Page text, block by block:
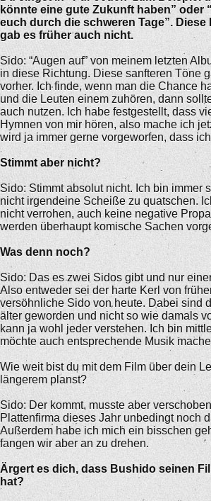
könnte eine gute Zukunft haben” oder
euch durch die schweren Tage”.
gab es früher auch nicht.
Sido: “Augen auf” von meinem letzten
in diese Richtung. Diese sanfteren Töne
vorher. Ich finde, wenn man die Chance
und die Leuten einem zuhören, dann
auch nutzen. Ich habe festgestellt, dass
Hymnen von mir hören, also mache ich
wird ja immer gerne vorgeworfen, dass
Stimmt aber nicht?
Sido: Stimmt absolut nicht. Ich bin immer
nicht irgendeine Scheiße zu quatschen.
nicht verrohen, auch keine negative
werden überhaupt komische Sachen
Was denn noch?
Sido: Das es zwei Sidos gibt und nur
Also entweder sei der harte Kerl von
versöhnliche Sido von heute. Dabei sind
älter geworden und nicht so wie damals
kann ja wohl jeder verstehen. Ich bin
möchte auch entsprechende Musik
Wie weit bist du mit dem Film über dein
längerem planst?
Sido: Der kommt, musste aber
Plattenfirma dieses Jahr unbedingt noch
Außerdem habe ich mich ein bisschen
fangen wir aber an zu drehen.
Ärgert es dich, dass Bushido seinen
hat?